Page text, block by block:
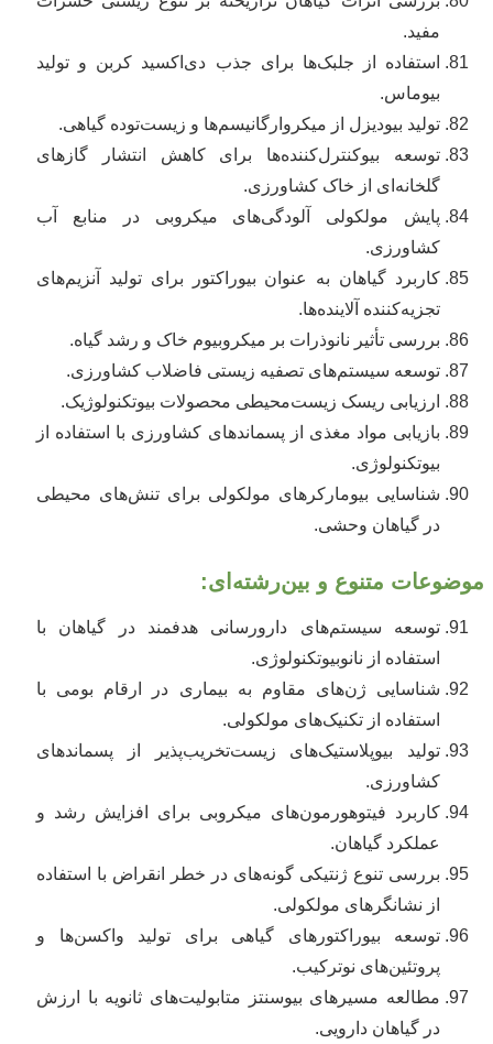
مفید.
استفاده از جلبک‌ها برای جذب دی‌اکسید کربن و تولید
بیوماس.
تولید بیودیزل از میکروارگانیسم‌ها و زیست‌توده گیاهی.
توسعه بیوکنترل‌کننده‌ها برای کاهش انتشار گازهای
گلخانه‌ای از خاک کشاورزی.
پایش مولکولی آلودگی‌های میکروبی در منابع آب
کشاورزی.
کاربرد گیاهان به عنوان بیوراکتور برای تولید آنزیم‌های
تجزیه‌کننده آلاینده‌ها.
بررسی تأثیر نانوذرات بر میکروبیوم خاک و رشد گیاه.
توسعه سیستم‌های تصفیه زیستی فاضلاب کشاورزی.
ارزیابی ریسک زیست‌محیطی محصولات بیوتکنولوژیک.
بازیابی مواد مغذی از پسماندهای کشاورزی با استفاده از
بیوتکنولوژی.
شناسایی بیومارکرهای مولکولی برای تنش‌های محیطی
در گیاهان وحشی.
موضوعات متنوع و بین‌رشته‌ای:
توسعه سیستم‌های دارورسانی هدفمند در گیاهان با
استفاده از نانوبیوتکنولوژی.
شناسایی ژن‌های مقاوم به بیماری در ارقام بومی با
استفاده از تکنیک‌های مولکولی.
تولید بیوپلاستیک‌های زیست‌تخریب‌پذیر از پسماندهای
کشاورزی.
کاربرد فیتوهورمون‌های میکروبی برای افزایش رشد و
عملکرد گیاهان.
بررسی تنوع ژنتیکی گونه‌های در خطر انقراض با استفاده
از نشانگرهای مولکولی.
توسعه بیوراکتورهای گیاهی برای تولید واکسن‌ها و
پروتئین‌های نوترکیب.
مطالعه مسیرهای بیوسنتز متابولیت‌های ثانویه با ارزش
در گیاهان دارویی.